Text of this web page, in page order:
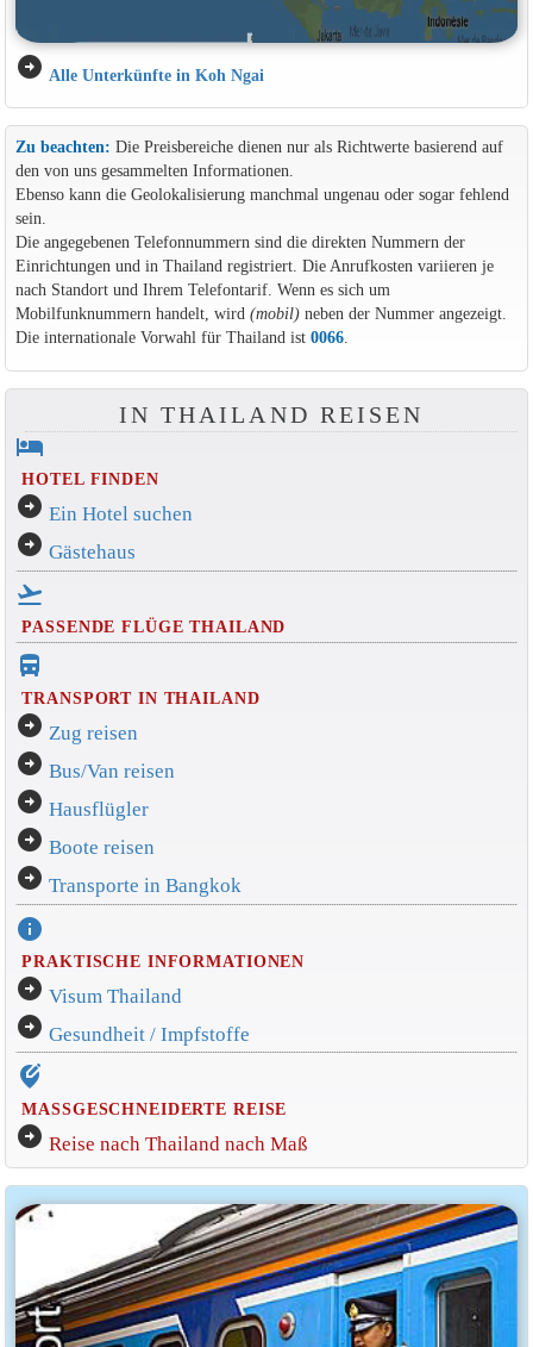
arrow_circle_right Alle Unterkünfte in Koh Ngai
Zu beachten: Die Preisbereiche dienen nur als Richtwerte basierend auf
den von uns gesammelten Informationen.
Ebenso kann die Geolokalisierung manchmal ungenau oder sogar fehlend
sein.
Die angegebenen Telefonnummern sind die direkten Nummern der
Einrichtungen und in Thailand registriert. Die Anrufkosten variieren je
nach Standort und Ihrem Telefontarif. Wenn es sich um
Mobilfunknummern handelt, wird (mobil)neben der Nummer angezeigt.
Die internationale Vorwahl für Thailand ist 0066.
IN THAILAND REISEN
hotel
HOTEL FINDEN
arrow_circle_right Ein Hotel suchen
arrow_circle_right Gästehaus
flight_takeoff
PASSENDE FLÜGE THAILAND
directions_bus_filled
TRANSPORT IN THAILAND
arrow_circle_right Zug reisen
arrow_circle_right Bus/Van reisen
arrow_circle_right Hausflügler
arrow_circle_right Boote reisen
arrow_circle_right Transporte in Bangkok
info
PRAKTISCHE INFORMATIONEN
arrow_circle_right Visum Thailand
arrow_circle_right Gesundheit / Impfstoffe
edit_location_alt
MASSGESCHNEIDERTE REISE
arrow_circle_right Reise nach Thailand nach Maß